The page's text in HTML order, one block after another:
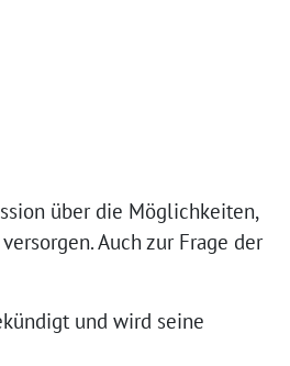
über die Möglichkeiten,
Auch zur Frage der
und wird seine